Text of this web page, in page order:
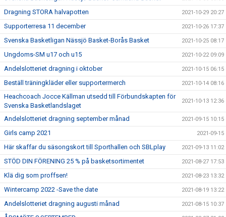
Dragning STORA halvapotten 2021-10-29 20:27
Supporterresa 11 december 2021-10-26 17:37
Svenska Basketligan Nässjö Basket-Borås Basket 2021-10-25 08:17
Ungdoms-SM u17 och u15 2021-10-22 09:09
Andelslotteriet dragning i oktober 2021-10-15 06:15
Beställ träningkläder eller supportermerch 2021-10-14 08:16
Heachcoach Jocce Källman utsedd till Förbundskapten för
Svenska Basketlandslaget
2021-10-13 12:36
Andelslotteriet dragning september månad 2021-09-15 10:15
Girls camp 2021 2021-09-15
Här skaffar du säsongskort till Sporthallen och SBLplay 2021-09-13 11:02
STÖD DIN FÖRENING 25 % på basketsortimentet 2021-08-27 17:53
Klä dig som proffsen! 2021-08-23 13:32
Wintercamp 2022 -Save the date 2021-08-19 13:22
Andelslotteriet dragning augusti månad 2021-08-15 10:37